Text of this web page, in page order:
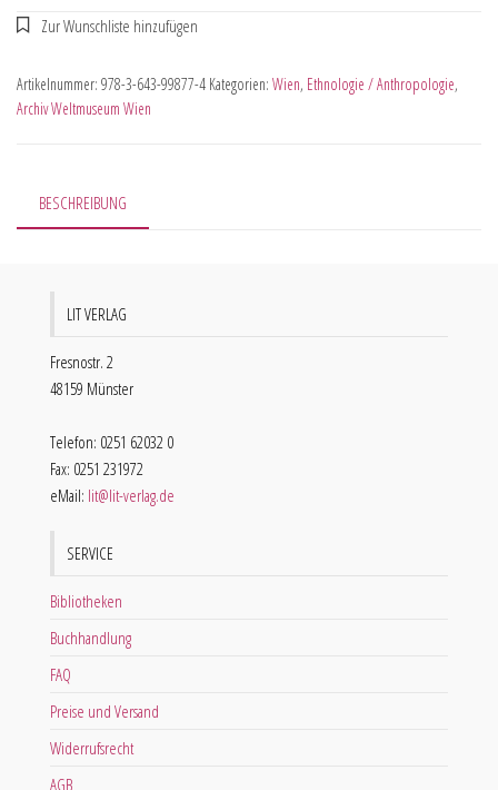
Artikelnummer: 978-3-643-99877-4 Kategorien: Wien, Ethnologie / Anthropologie,
Archiv Weltmuseum Wien
BESCHREIBUNG
LIT VERLAG
Fresnostr. 2
48159 Münster
Telefon: 0251 62032 0
Fax: 0251 231972
eMail: lit@lit-verlag.de
SERVICE
Bibliotheken
Buchhandlung
FAQ
Preise und Versand
Widerrufsrecht
AGB